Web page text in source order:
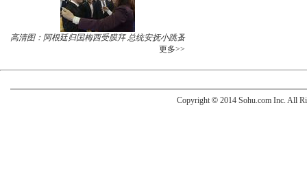
高清图：阿根廷归国梅西受膜拜 总统安抚小跳蚤
更多>>
Copyright © 2014 Sohu.com Inc. All